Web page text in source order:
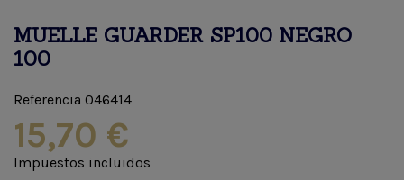
MUELLE GUARDER SP100 NEGRO
100
Referencia 046414
15,70 €
Impuestos incluidos